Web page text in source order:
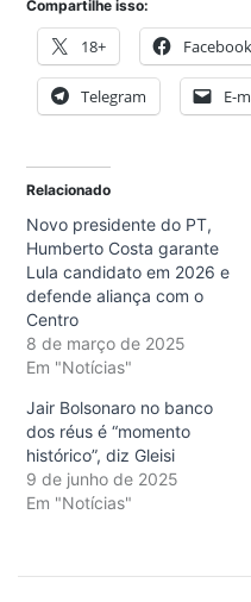
Compartilhe isso:
18+ Facebook
Telegram E-
Relacionado
Novo presidente do PT,
Humberto Costa garante
Lula candidato em 2026 e
defende aliança com o
Centro
8 de março de 2025
Em "Notícias"
Jair Bolsonaro no banco
dos réus é “momento
histórico”, diz Gleisi
9 de junho de 2025
Em "Notícias"